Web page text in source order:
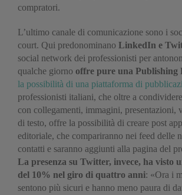
compratori.
L’ultimo canale di comunicazione sono i
court. Qui predonominano LinkedIn e
social network dei professionisti per
qualche giorno offre pure una Publishing
la possibilità di una piattaforma di
professionisti italiani, che oltre a
con collegamenti, immagini, presentazioni,
di testo, offre la possibilità di creare post
editoriale, che compariranno nei feed delle
contatti e saranno aggiunti alla pagina del
La presenza su Twitter, invece, ha visto
del 10% nel giro di quattro anni: «Ora i
sentono più sicuri e hanno meno paura di